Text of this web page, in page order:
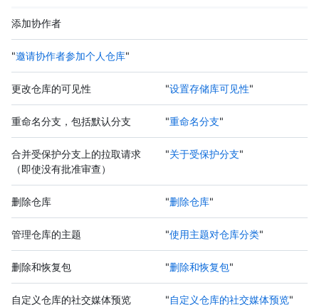
添加协作者
"邀请协作者参加个人仓库"
更改仓库的可见性 "设置存储库可见性"
重命名分支，包括默认分支 "重命名分支"
合并受保护分支上的拉取请求
（即使没有批准审查）
"关于受保护分支"
删除仓库 "删除仓库"
管理仓库的主题 "使用主题对仓库分类"
删除和恢复包 "删除和恢复包"
自定义仓库的社交媒体预览 "自定义仓库的社交媒体预览"